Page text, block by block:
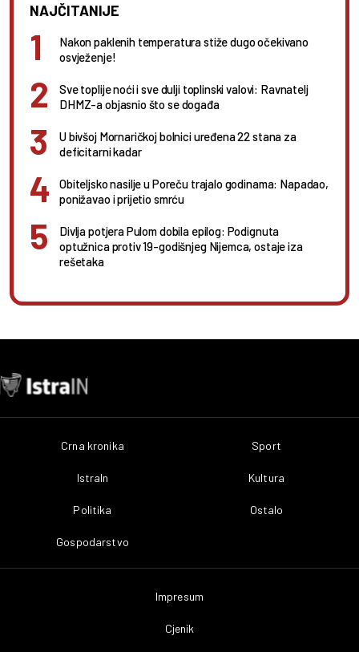
NAJČITANIJE
Nakon paklenih temperatura stiže dugo očekivano
osvježenje!
Sve toplije noći i sve dulji toplinski valovi: Ravnatelj
DHMZ-a objasnio što se događa
U bivšoj Mornaričkoj bolnici uređena 22 stana za
deficitarni kadar
Obiteljsko nasilje u Poreču trajalo godinama: Napadao,
ponižavao i prijetio smrću
Divlja potjera Pulom dobila epilog: Podignuta
optužnica protiv 19-godišnjeg Nijemca, ostaje iza
rešetaka
Crna kronika
IstraIn
Politika
Gospodarstvo
Sport
Kultura
Ostalo
Impresum
Cjenik